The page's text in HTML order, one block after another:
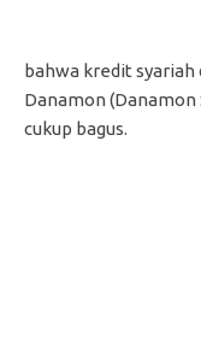
bahwa kredit syariah
Danamon
cukup bagus.